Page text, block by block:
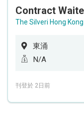
The Silveri Hong
東涌
N/A
刊登於 2日前